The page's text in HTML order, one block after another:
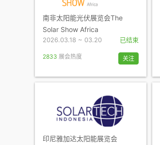
南非太阳能光伏展览会The
Solar Show Africa
2026.03.18 ~ 03.20 已结束
2833 展会热度 关注
印尼雅加达太阳能展览会